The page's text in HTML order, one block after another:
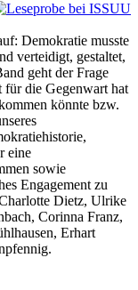
Demokratie musste
verteidigt, gestaltet,
geht der Frage
für die Gegenwart hat
könnte bzw.
eine
sowie
Engagement zu
Dietz, Ulrike
Corinna Franz,
Erhart